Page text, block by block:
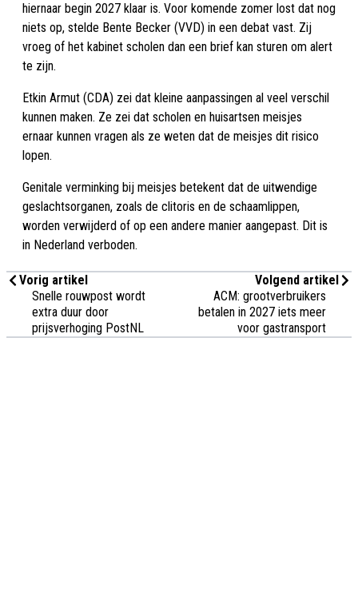
hiernaar begin 2027 klaar is. Voor komende zomer lost dat nog
niets op, stelde Bente Becker (VVD) in een debat vast. Zij
vroeg of het kabinet scholen dan een brief kan sturen om alert
te zijn.
Etkin Armut (CDA) zei dat kleine aanpassingen al veel verschil
kunnen maken. Ze zei dat scholen en huisartsen meisjes
ernaar kunnen vragen als ze weten dat de meisjes dit risico
lopen.
Genitale verminking bij meisjes betekent dat de uitwendige
geslachtsorganen, zoals de clitoris en de schaamlippen,
worden verwijderd of op een andere manier aangepast. Dit is
in Nederland verboden.
Vorig artikel
Snelle rouwpost wordt
extra duur door
prijsverhoging PostNL
Volgend artikel
ACM: grootverbruikers
betalen in 2027 iets meer
voor gastransport